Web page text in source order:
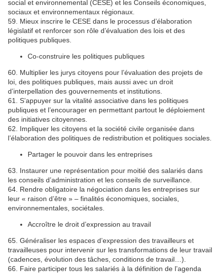
social et environnemental (CESE) et les Conseils économiques,
sociaux et environnementaux régionaux.
59. Mieux inscrire le CESE dans le processus d’élaboration
législatif et renforcer son rôle d’évaluation des lois et des
politiques publiques.
Co-construire les politiques publiques
60. Multiplier les jurys citoyens pour l’évaluation des projets de
loi, des politiques publiques, mais aussi avec un droit
d’interpellation des gouvernements et institutions.
61. S’appuyer sur la vitalité associative dans les politiques
publiques et l’encourager en permettant partout le déploiement
des initiatives citoyennes.
62. Impliquer les citoyens et la société civile organisée dans
l’élaboration des politiques de redistribution et politiques sociales.
Partager le pouvoir dans les entreprises
63. Instaurer une représentation pour moitié des salariés dans
les conseils d’administration et les conseils de surveillance.
64. Rendre obligatoire la négociation dans les entreprises sur
leur « raison d’être » – finalités économiques, sociales,
environnementales, sociétales.
Accroître le droit d’expression au travail
65. Généraliser les espaces d’expression des travailleurs et
travailleuses pour intervenir sur les transformations de leur travail
(cadences, évolution des tâches, conditions de travail…).
66. Faire participer tous les salariés à la définition de l’agenda